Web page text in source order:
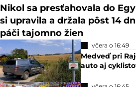
Nikol sa presťahovala do
si upravila a držala pôst 14
páči tajomno žien
včera o 16:49
Medveď pri
auto aj